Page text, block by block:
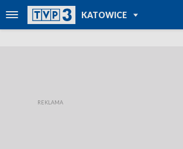
KATOWICE
TVP REGIONY